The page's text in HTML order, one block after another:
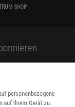
SHOP
Datenschutzerklärung.
personenbezogene
auf Ihrem Gerät zu.